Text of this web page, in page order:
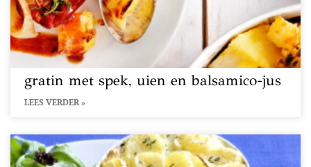
gratin met spek, uien en balsamico-jus
LEES VERDER »